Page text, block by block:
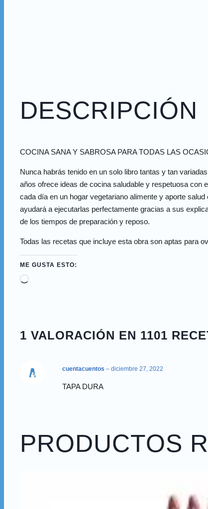
DESCRIPCIÓN
COCINA SANA Y SABROSA PARA TODAS LAS
Nunca habrás tenido en un solo libro tantas y tan
años ofrece ideas de cocina saludable y respetuosa con
cada día en un hogar vegetariano alimente y aporte
ayudará a ejecutarlas perfectamente gracias a sus
de los tiempos de preparación y reposo.
Todas las recetas que incluye esta obra son aptas para
ME GUSTA ESTO:
1 VALORACIÓN EN 1101
cuentacuentos – diciembre 27, 2022
TAPA DURA
PRODUCTOS